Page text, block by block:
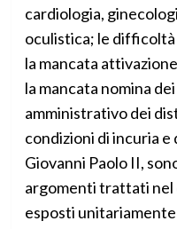
cardiologia,
oculistica; le
la mancata
la mancata nomina
amministrativo dei
condizioni di incuria e
Giovanni Paolo II,
argomenti trattati nel
esposti